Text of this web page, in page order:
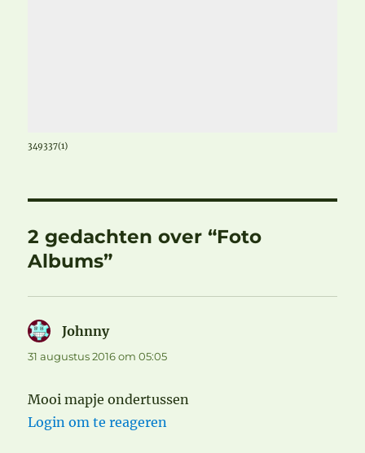
349337(1)
2 gedachten over “Foto
Albums”
Johnnyschreef:
31 augustus 2016 om 05:05
Mooi mapje ondertussen
Login om te reageren